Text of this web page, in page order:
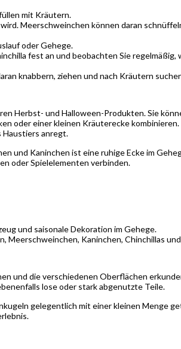
mit Kräutern.
Meerschweinchen können daran
oder Gehege.
fest an und beobachten Sie regelmäßig,
knabbern, ziehen und nach Kräutern
Herbst- und Halloween-Produkten. Sie
oder einer kleinen Kräuterecke
Haustiers anregt.
und Kaninchen ist eine ruhige Ecke im
oder Spielelementen verbinden.
und saisonale Dekoration im Gehege.
Meerschweinchen, Kaninchen, Chinchillas
und die verschiedenen Oberflächen
lose oder stark abgenutzte Teile.
gelegentlich mit einer kleinen Menge